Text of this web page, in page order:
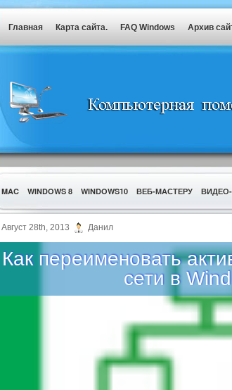
Главная Карта сайта. FAQ Windows Архив
MAC WINDOWS 8 WINDOWS10 ВЕБ-МАСТЕРУ
УТИЛИТЫ
Август 28th, 2013 Данил
Как переименовать
сети в